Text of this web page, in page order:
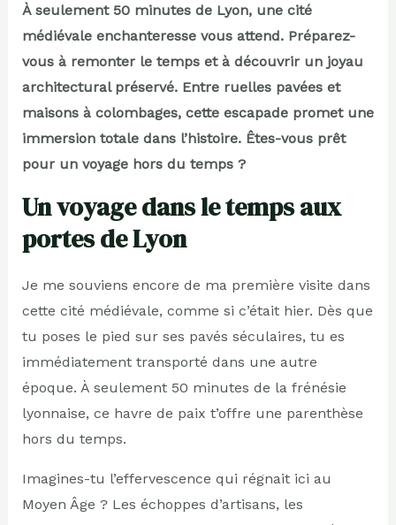
À seulement 50 minutes de Lyon, une cité
médiévale enchanteresse vous attend. Préparez-
vous à remonter le temps et à découvrir un joyau
architectural préservé. Entre ruelles pavées et
maisons à colombages, cette escapade promet une
immersion totale dans l’histoire. Êtes-vous prêt
pour un voyage hors du temps ?
Un voyage dans le temps aux
portes de Lyon
Je me souviens encore de ma première visite dans
cette cité médiévale, comme si c’était hier. Dès que
tu poses le pied sur ses pavés séculaires, tu es
immédiatement transporté dans une autre
époque. À seulement 50 minutes de la frénésie
lyonnaise, ce havre de paix t’offre une parenthèse
hors du temps.
Imagines-tu l’effervescence qui régnait ici au
Moyen Âge ? Les échoppes d’artisans, les